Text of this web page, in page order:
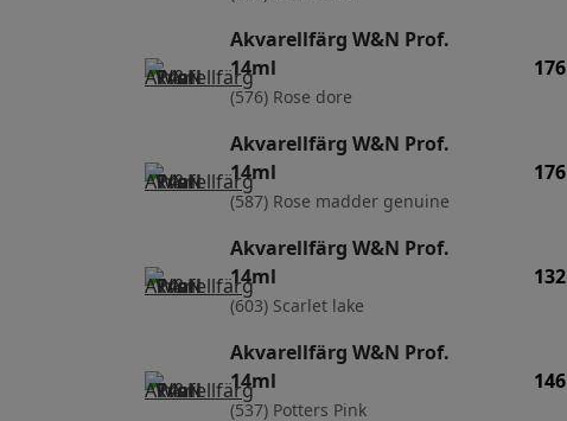
Akvarellfärg W&N Prof.
14ml
(576) Rose dore
176
Akvarellfärg W&N Prof.
14ml
(587) Rose madder genuine
176
Akvarellfärg W&N Prof.
14ml
(603) Scarlet lake
132
Akvarellfärg W&N Prof.
14ml
(537) Potters Pink
146